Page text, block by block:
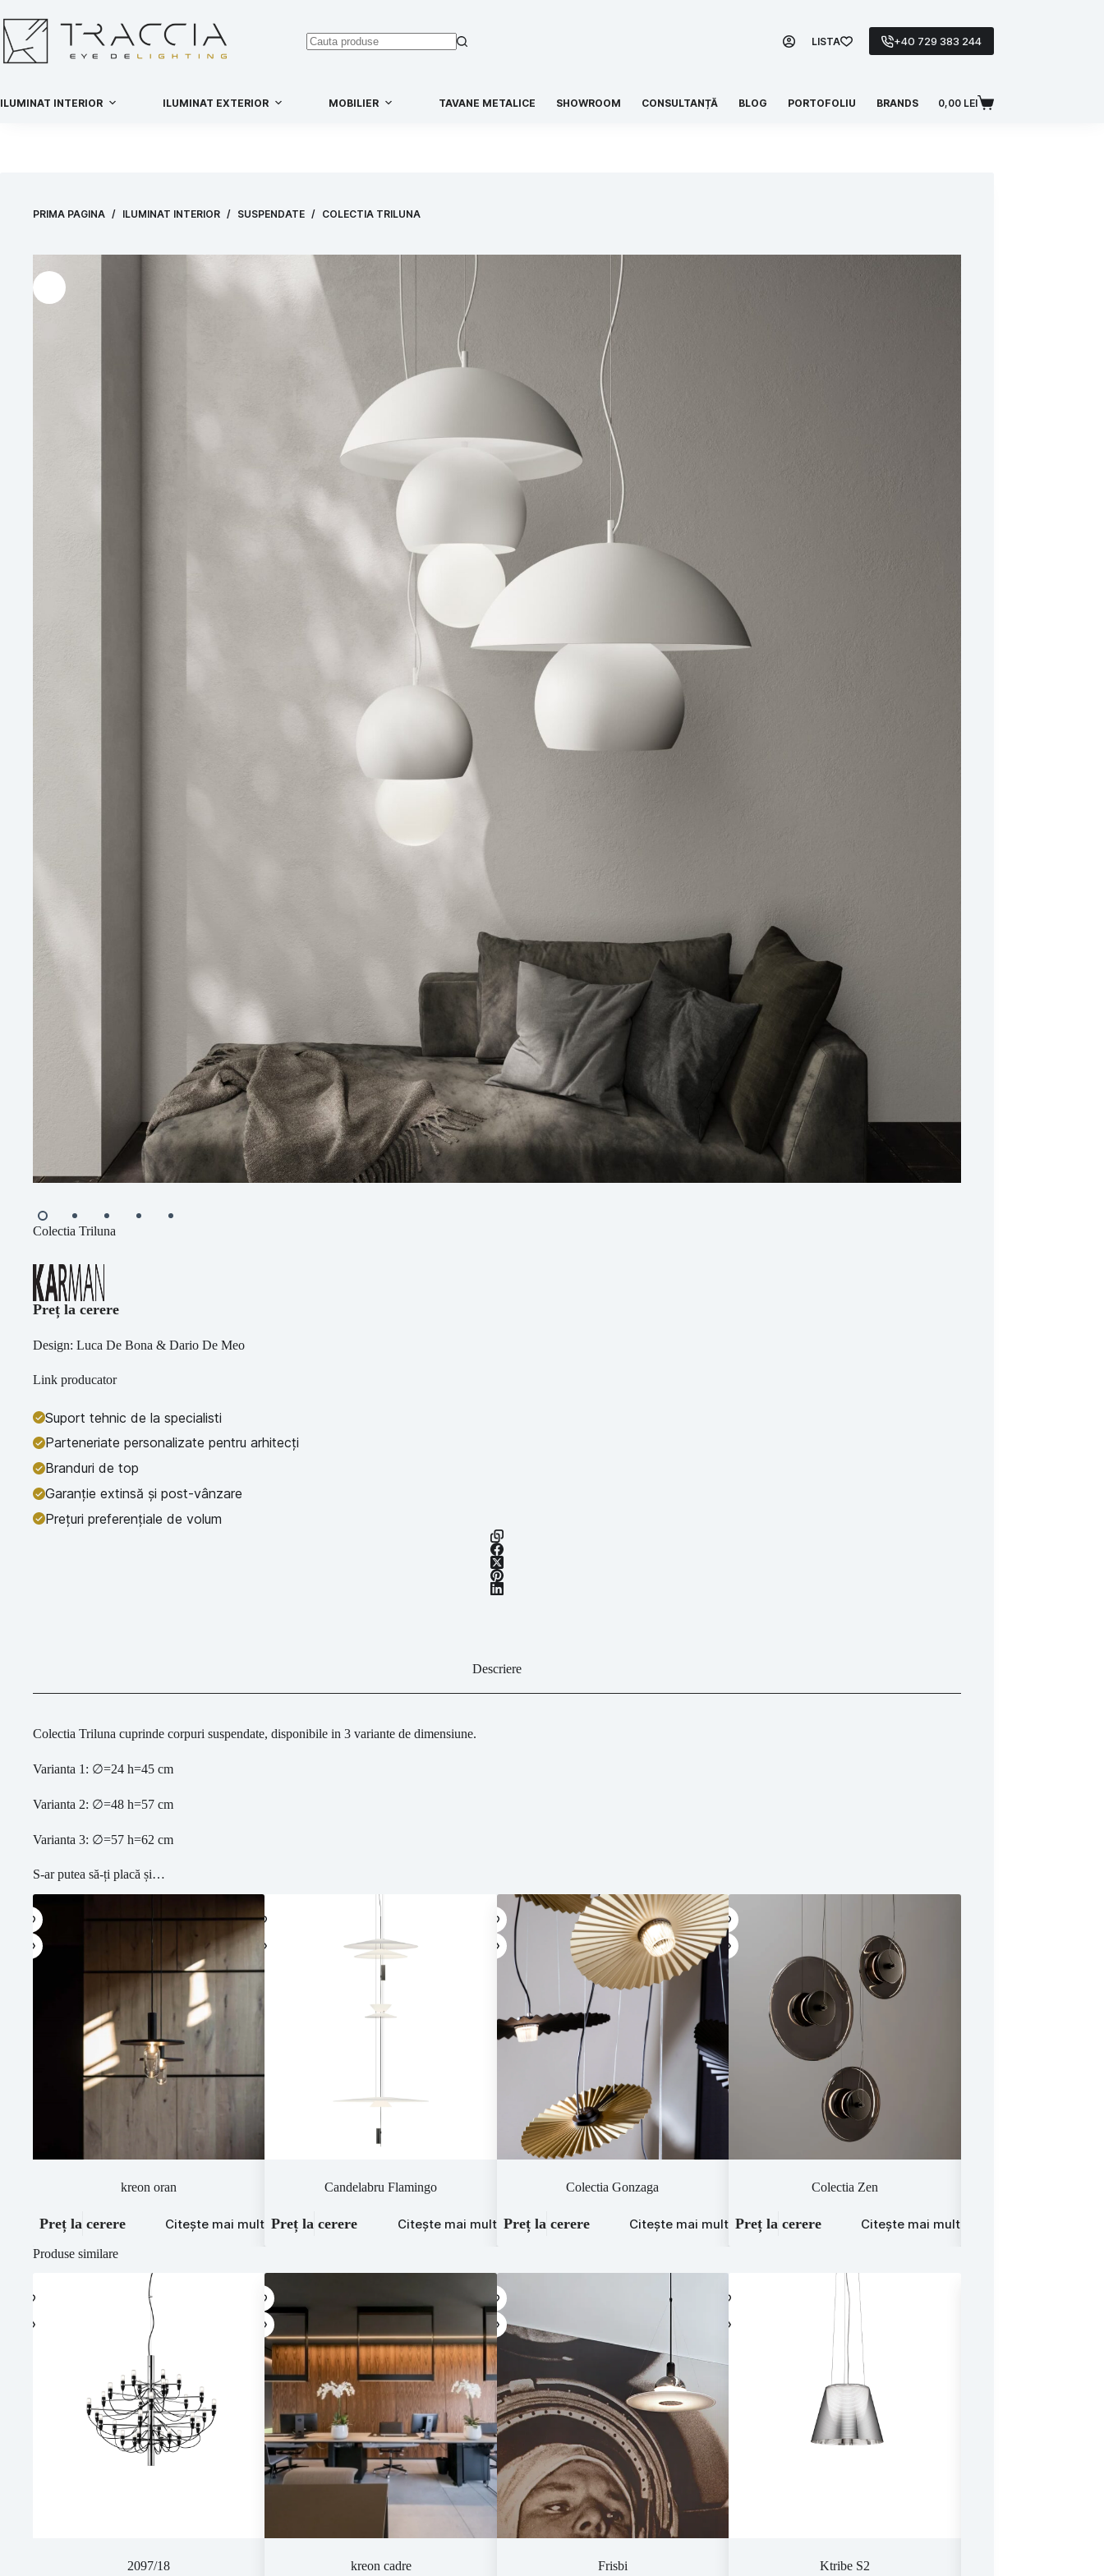
LISTA +40 729 383 244
ILUMINAT INTERIOR ILUMINAT EXTERIOR MOBILIER TAVANE METALICE SHOWROOM CONSULTANȚĂ BLOG PORTOFOLIU BRANDS 0,00 LEI
PRIMA PAGINA / ILUMINAT INTERIOR / SUSPENDATE / COLECTIA TRILUNA
Colectia Triluna
Preț la cerere
Design: Luca De Bona & Dario De Meo
Link producator
Suport tehnic de la specialisti
Parteneriate personalizate pentru arhitecți
Branduri de top
Garanție extinsă și post-vânzare
Prețuri preferențiale de volum
Descriere
Colectia Triluna cuprinde corpuri suspendate, disponibile in 3 variante de dimensiune.
Varianta 1: ∅=24 h=45 cm
Varianta 2: ∅=48 h=57 cm
Varianta 3: ∅=57 h=62 cm
S-ar putea să-ți placă și…
kreon oran
Preț la cerere Citește mai mult
Candelabru Flamingo
Preț la cerere Citește mai mult
Colectia Gonzaga
Preț la cerere Citește mai mult
Colectia Zen
Preț la cerere Citește mai mult
Produse similare
2097/18 kreon cadre Frisbi Ktribe S2